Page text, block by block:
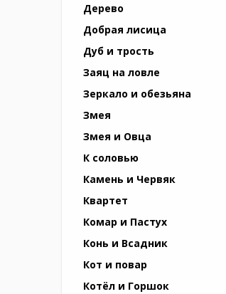
Дерево
Добрая лисица
Дуб и трость
Заяц на ловле
Зеркало и обезьяна
Змея
Змея и Овца
К соловью
Камень и Червяк
Квартет
Комар и Пастух
Конь и Всадник
Кот и повар
Котёл и Горшок